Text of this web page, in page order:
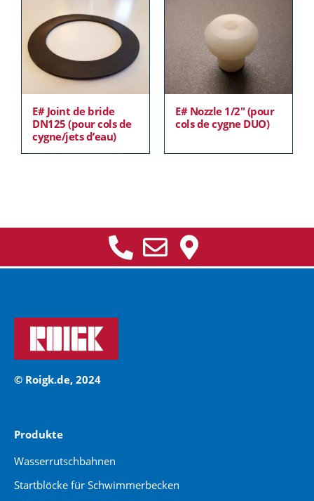
E# Joint de bride
DN125 (pour cols de
cygne/jets d’eau)
E# Nozzle 1/2″ (pour
cols de cygne DUO)
© Roigk.de, 2024
Produkte
Wasserrutschbahnen
Startblöcke für Schwimmerbecken